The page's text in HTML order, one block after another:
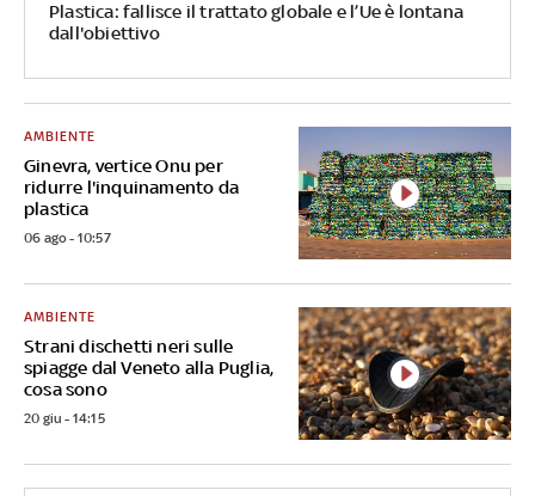
Plastica: fallisce il trattato globale e l’Ue è lontana
dall'obiettivo
Ginevra, vertice Onu per
ridurre l'inquinamento da
plastica
AMBIENTE
06 ago - 10:57
Strani dischetti neri sulle
spiagge dal Veneto alla Puglia,
cosa sono
AMBIENTE
20 giu - 14:15